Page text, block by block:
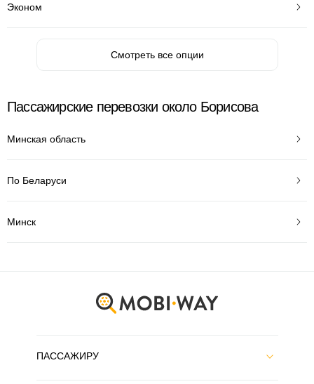
Эконом
Смотреть все опции
Пассажирские перевозки около Борисова
Минская область
По Беларуси
Минск
ПАССАЖИРУ